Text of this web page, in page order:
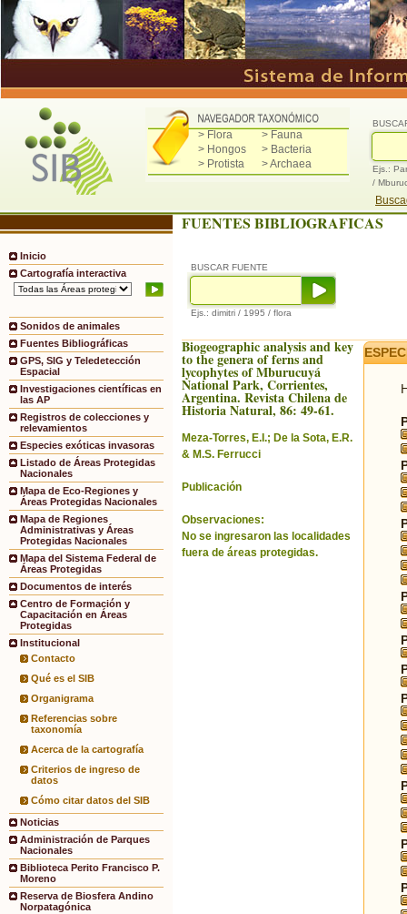
> Flora
> Fauna
> Hongos
> Bacteria
> Protista
> Archaea
Ejs.:
/
Inicio
Cartografía interactiva
Sonidos de animales
Fuentes Bibliográficas
GPS, SIG y Teledetección
Espacial
Investigaciones científicas en
las AP
Registros de colecciones y
relevamientos
Especies exóticas invasoras
Listado de Áreas Protegidas
Nacionales
Mapa de Eco-Regiones y
Áreas Protegidas Nacionales
Mapa de Regiones
Administrativas y Áreas
Protegidas Nacionales
Mapa del Sistema Federal de
Áreas Protegidas
Documentos de interés
Centro de Formación y
Capacitación en Áreas
Protegidas
Institucional
Contacto
Qué es el SIB
Organigrama
Referencias sobre
taxonomía
Acerca de la cartografía
Criterios de ingreso de
datos
Cómo citar datos del SIB
Noticias
Administración de Parques
Nacionales
Biblioteca Perito Francisco P.
Moreno
Reserva de Biosfera Andino
Norpatagónica
FUENTES BIBLIOGRAFICAS
BUSCAR FUENTE
Ejs.: dimitri / 1995 / flora
Biogeographic analysis and key
to the genera of ferns and
lycophytes of Mburucuyá
National Park, Corrientes,
Argentina. Revista Chilena de
Historia Natural, 86: 49-61.
Meza-Torres, E.I.; De la Sota, E.R.
& M.S. Ferrucci
Publicación
Observaciones:
No se ingresaron las localidades
fuera de áreas protegidas.